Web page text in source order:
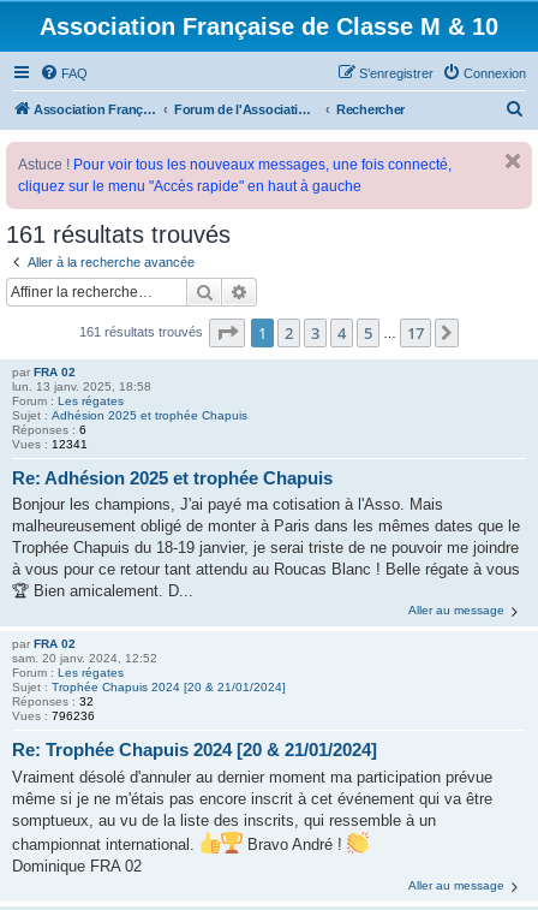
Association Française de Classe M & 10
FAQ Connexion
S’enregistrer
Association Française de Classe M Forum de l'Association Française de Classe M Rechercher
Astuce ! Pour voir tous les nouveaux messages, une fois connecté,
cliquez sur le menu "Accès rapide" en haut à gauche
161 résultats trouvés
Aller à la recherche avancée
Rechercher
161 résultats trouvés Page 1sur17
1 2 3 4 5 17
par FRA 02
lun. 13 janv. 2025, 18:58
Forum : Les régates
Sujet : Adhésion 2025 et trophée Chapuis
Réponses : 6
Vues : 12341
Re: Adhésion 2025 et trophée Chapuis
Bonjour les champions, J'ai payé ma cotisation à l'Asso. Mais
malheureusement obligé de monter à Paris dans les mêmes dates que le
Trophée Chapuis du 18-19 janvier, je serai triste de ne pouvoir me joindre
à vous pour ce retour tant attendu au Roucas Blanc ! Belle régate à vous
🏆 Bien amicalement. D...
Aller au message
par FRA 02
sam. 20 janv. 2024, 12:52
Forum : Les régates
Sujet : Trophée Chapuis 2024 [20 & 21/01/2024]
Réponses : 32
Vues : 796236
Re: Trophée Chapuis 2024 [20 & 21/01/2024]
Vraiment désolé d'annuler au dernier moment ma participation prévue
même si je ne m'étais pas encore inscrit à cet événement qui va être
somptueux, au vu de la liste des inscrits, qui ressemble à un
championnat international.
Bravo André !
Dominique FRA 02
Aller au message